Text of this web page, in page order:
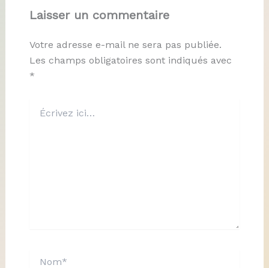
Laisser un commentaire
Votre adresse e-mail ne sera pas publiée.
Les champs obligatoires sont indiqués avec
*
ici…